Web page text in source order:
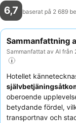
6,7 baserat på 2 689
Sammanfattning
Sammanfattat av AI från
Hotellet
oberoende
betydande fördel,
transportnav och